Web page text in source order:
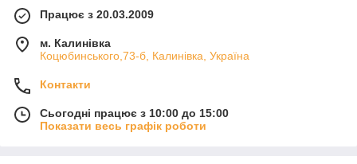
Працює з 20.03.2009
м. Калинівка
Коцюбинського,73-б, Калинівка, Україна
Контакти
Сьогодні працює з 10:00 до 15:00
Показати весь графік роботи